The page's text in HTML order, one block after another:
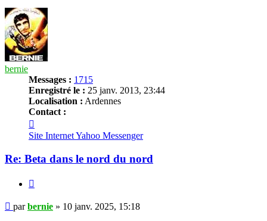
bernie
Messages : 1715
Enregistré le : 25 janv. 2013, 23:44
Localisation : Ardennes
Contact :
bernie
Site InternetYahoo Messenger
Re: Beta dans le nord du nord
Message
parbernie » 10 janv. 2025, 15:18